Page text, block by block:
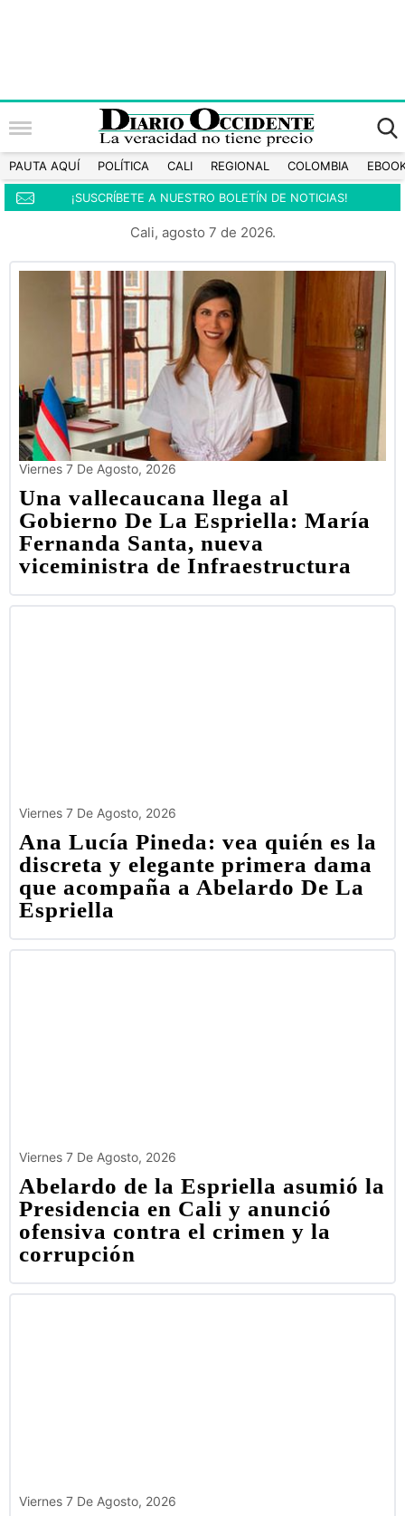
PAUTA AQUÍ POLÍTICA CALI REGIONAL COLOMBIA
¡SUSCRÍBETE A NUESTRO BOLETÍN DE NOTICIAS!
Cali, agosto 7 de 2026.
Viernes 7 De Agosto, 2026
Una vallecaucana llega al
Gobierno De La Espriella: María
Fernanda Santa, nueva
viceministra de Infraestructura
Viernes 7 De Agosto, 2026
Ana Lucía Pineda: vea quién es la
discreta y elegante primera dama
que acompaña a Abelardo De La
Espriella
Viernes 7 De Agosto, 2026
Abelardo de la Espriella asumió la
Presidencia en Cali y anunció
ofensiva contra el crimen y la
corrupción
Viernes 7 De Agosto, 2026